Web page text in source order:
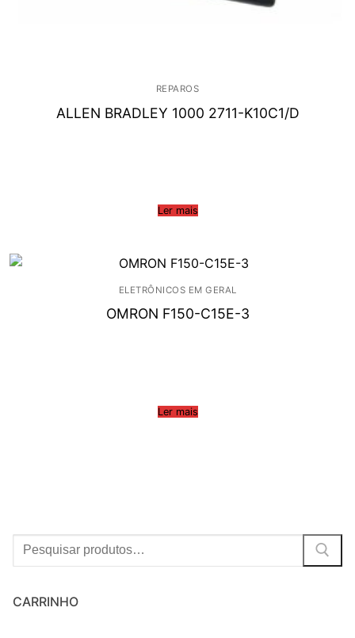
REPAROS
ALLEN BRADLEY 1000 2711-K10C1/D
Ler mais
ELETRÔNICOS EM GERAL
OMRON F150-C15E-3
Ler mais
Procurar:
CARRINHO